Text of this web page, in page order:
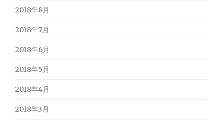
2018年8月
2018年7月
2018年6月
2018年5月
2018年4月
2018年3月